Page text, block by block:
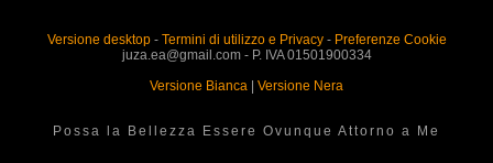
Versione desktop- Termini di utilizzo e Privacy- Preferenze Cookie
juza.ea@gmail.com - P. IVA 01501900334
Versione Bianca | Versione Nera
Possa la Bellezza Essere Ovunque Attorno a Me